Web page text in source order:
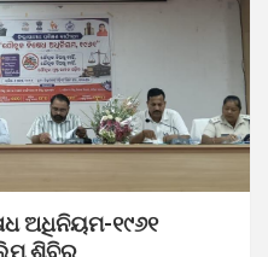
ଅଧିନିୟମ-୧୯୬୧
ଶିବିର